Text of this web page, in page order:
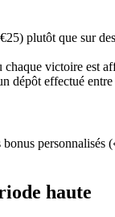
plutôt que sur
victoire est
dépôt effectué
haute